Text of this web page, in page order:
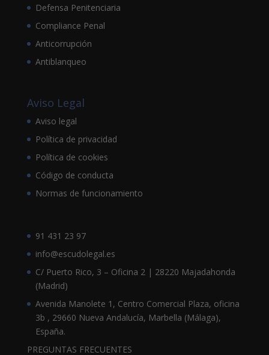
Defensa Penitenciaria
Compliance Penal
Anticorrupción
Antiblanqueo
Aviso Legal
Aviso legal
Política de privacidad
Política de cookies
Código de conducta
Normas de funcionamiento
91 431 23 97
info@escudolegal.es
C/ Puerto Rico, 3 – Oficina 2 | 28220 Majadahonda
(Madrid)
Avenida Manolete 1, Centro Comercial Plaza, oficina
3b , 29660 Nueva Andalucía, Marbella (Málaga),
España.
PREGUNTAS FRECUENTES